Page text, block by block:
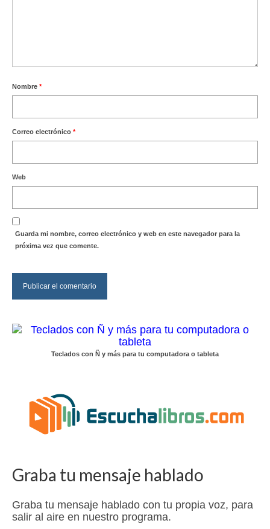
Nombre *
Correo electrónico *
Web
Guarda mi nombre, correo electrónico y web en este navegador para la
próxima vez que comente.
Teclados con Ñ y más para tu computadora o tableta
Graba tu mensaje hablado
Graba tu mensaje hablado con tu propia voz, para
salir al aire en nuestro programa.